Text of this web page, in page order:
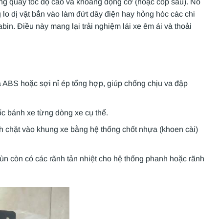
quay tốc độ cao và khoang động cơ (hoặc cốp sau). Nó
dị vật bắn vào làm đứt dây điện hay hỏng hóc các chi
Điều này mang lại trải nghiệm lái xe êm ái và thoải
hoặc sợi nỉ ép tổng hợp, giúp chống chịu va đập
bánh xe từng dòng xe cụ thể.
vào khung xe bằng hệ thống chốt nhựa (khoen cài)
còn có các rãnh tản nhiệt cho hệ thống phanh hoặc rãnh